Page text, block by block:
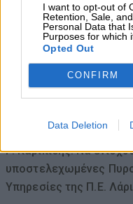
I want to opt-out of
Retention, Sale,
Personal Data that
Purposes for which
Opted Out
CONFIRM
Data Deletion
Κ. Αγοραστός: Σκιές
όρους, τον τρόπο και
δημοπράτησης των
δεξαμενών
Γ. Καριπίδης: Να
υποστελεχωμένες
Υπηρεσίες της Π.Ε.